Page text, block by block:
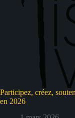
Participez, créez,
en 2026